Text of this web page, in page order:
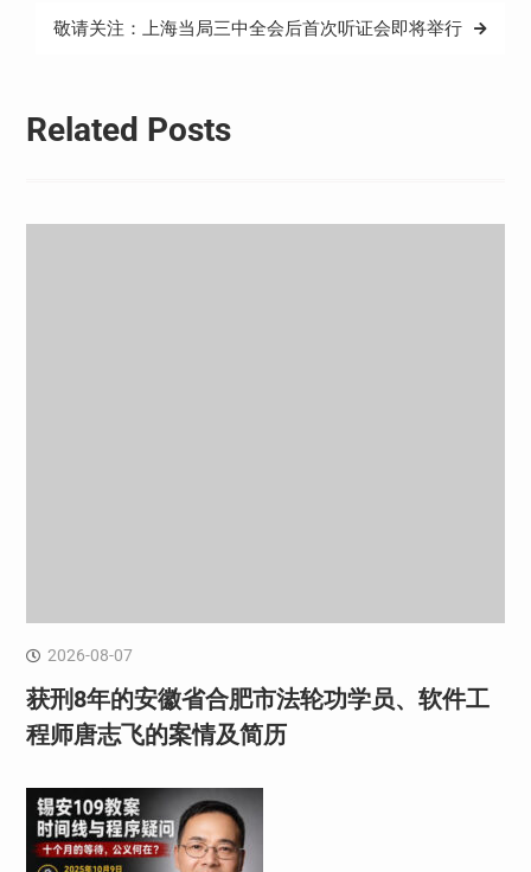
敬请关注：上海当局三中全会后首次听证会即将举行
Related Posts
2026-08-07
获刑8年的安徽省合肥市法轮功学员、软件工
程师唐志飞的案情及简历